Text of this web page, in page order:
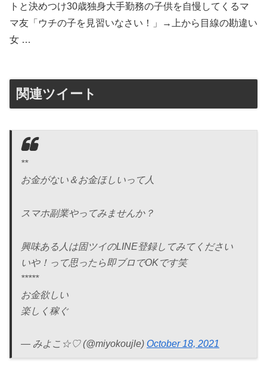
トと決めつけ30歳独身大手勤務の子供を自慢してくるマ
マ友「ウチの子を見習いなさい！」→上から目線の勘違い
女 …
関連ツイート
**
お金がない＆お金ほしいって人
スマホ副業やってみませんか？
興味ある人は固ツイのLINE登録してみてください
いや！って思ったら即ブロでOKです笑
*****
お金欲しい
楽しく稼ぐ
— みよこ☆♡ (@miyokoujle) October 18, 2021